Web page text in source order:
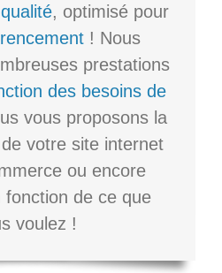
, optimisé pour
! Nous
prestations
des besoins de
vous proposons la
votre site internet
ou encore
fonction de ce que
voulez !